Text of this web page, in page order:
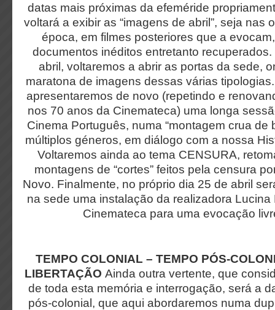
datas mais próximas da efeméride
voltará a exibir as “imagens de abril”, seja nas
época, em filmes posteriores que a
documentos inéditos entretanto
abril, voltaremos a abrir as portas da sede,
maratona de imagens dessas várias
apresentaremos de novo (repetindo e
nos 70 anos da Cinemateca) uma longa
Cinema Português, numa “montagem crua de
múltiplos géneros, em diálogo com a nossa
Voltaremos ainda ao tema CENSURA,
montagens de “cortes” feitos pela censura
Novo. Finalmente, no próprio dia 25 de abril
na sede uma instalação da realizadora
Cinemateca para uma evocação
TEMPO COLONIAL – TEMPO PÓS-
LIBERTAÇÃO Ainda outra vertente, que
de toda esta memória e interrogação, será a
pós-colonial, que aqui abordaremos numa